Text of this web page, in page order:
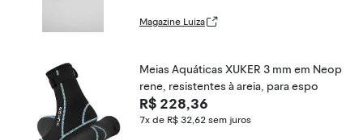
Magazine Luiza
Meias Aquáticas XUKER 3 mm em Neop
rene, resistentes à areia, para espo
R$ 228,36
7x de R$ 32,62 sem juros